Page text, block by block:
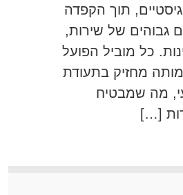
תוך הקפדה
גבוהים של שירות,
כל מוביל הפועל
מחזיק בתעודת
מה שמבטיח
[…]